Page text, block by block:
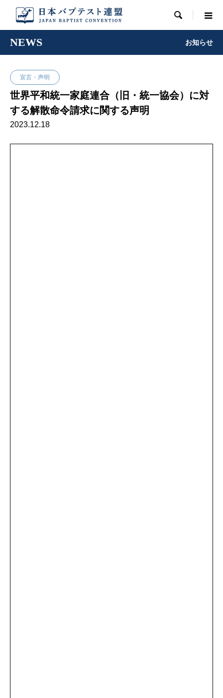

NEWS お知らせ
宣言・声明
世界平和統一家庭連合（旧・統一協会）に対
する解散命令請求に関する声明
2023.12.18